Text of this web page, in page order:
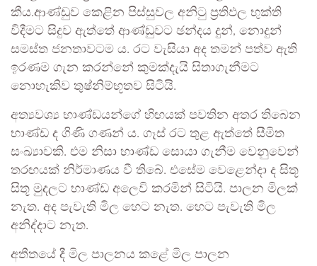
කීය.ආණ්ඩුව කෙළින පිස්සුවල අනිටු ප්‍රතිඵල භුක්ති
විදීමට සිදුව ඇත්තේ ආණ්ඩුවට ඡන්දය දුන්, නොදුන්
සමස්ත ජනතාවටම ය. රට වැසියා අද තමන් පත්ව ඇති
ඉරණම ගැන කරන්නේ කුමක්දැයි සිතාගැනීමට
නොහැකිව තුෂ්නිම්භූතව සිටියි.
අත්‍යවශ්‍ය භාණ්ඩයන්ගේ හිඟයක් පවතින අතර තිබෙන
භාණ්ඩ ද ගිණි ගණන් ය. ගෑස් රට තුළ ඇත්තේ සීමිත
සංඛ්‍යාවකි. එම නිසා භාණ්ඩ සොයා ගැනීම වෙනුවෙන්
තරඟයක් නිර්මාණය වී තිබේ. එසේම වෙළෙන්දා ද සිතූ
සිතූ මුදලට භාණ්ඩ අලෙවි කරමින් සිටියි. පාලන මිලක්
නැත. අද පැවැති මිල හෙට නැත. හෙට පැවැති මිල
අනිද්දාට නැත.
අතීතයේ දී මිල පාලනය කළේ මිල පාලන